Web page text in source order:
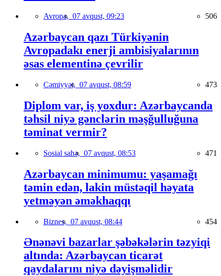
Avropa, 07 avqust, 09:23 506
Azərbaycan qazı Türkiyənin
Avropadakı enerji ambisiyalarının
əsas elementinə çevrilir
Cəmiyyət, 07 avqust, 08:59 473
Diplom var, iş yoxdur: Azərbaycanda
təhsil niyə gənclərin məşğulluğuna
təminat vermir?
Sosial sahə, 07 avqust, 08:53 471
Azərbaycan minimumu: yaşamağı
təmin edən, lakin müstəqil həyata
yetməyən əməkhaqqı
Biznes, 07 avqust, 08:44 454
Ənənəvi bazarlar şəbəkələrin təzyiqi
altında: Azərbaycan ticarət
qaydalarını niyə dəyişməlidir